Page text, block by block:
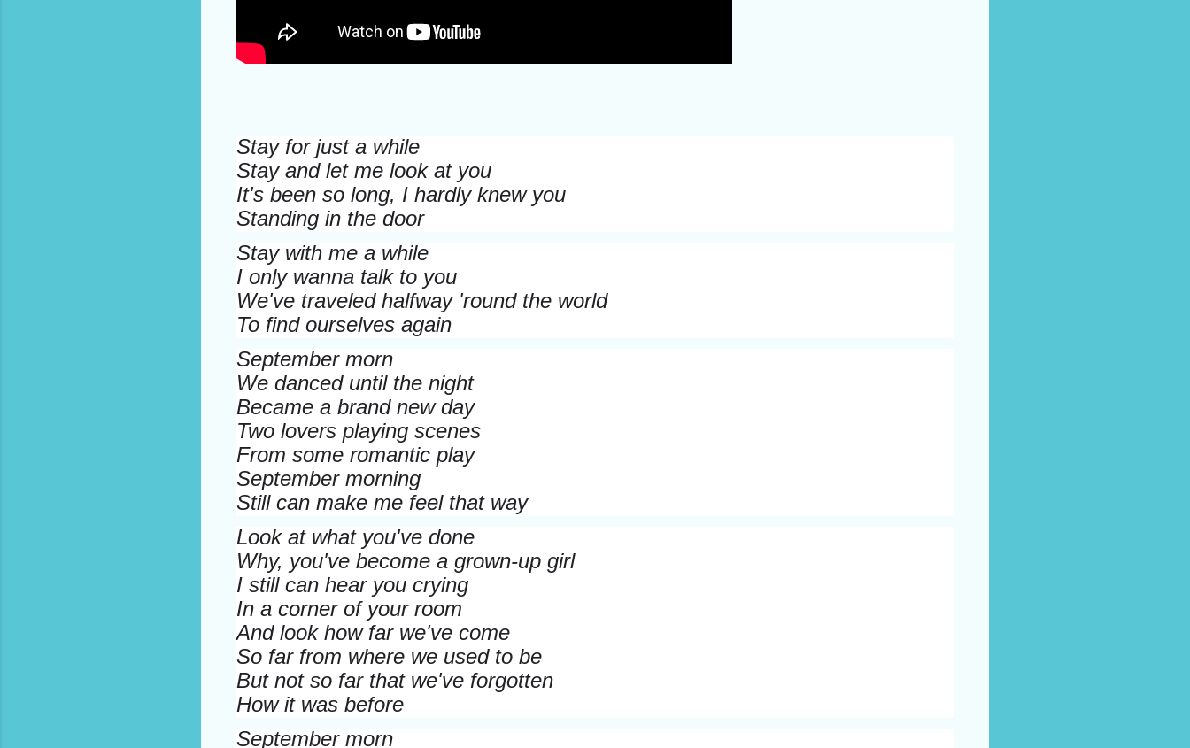
Stay for just a while
Stay and let me look at you
It's been so long, I hardly knew you
Standing in the door
Stay with me a while
I only wanna talk to you
We've traveled halfway 'round the world
To find ourselves again
September morn
We danced until the night
Became a brand new day
Two lovers playing scenes
From some romantic play
September morning
Still can make me feel that way
Look at what you've done
Why, you've become a grown-up girl
I still can hear you crying
In a corner of your room
And look how far we've come
So far from where we used to be
But not so far that we've forgotten
How it was before
September morn